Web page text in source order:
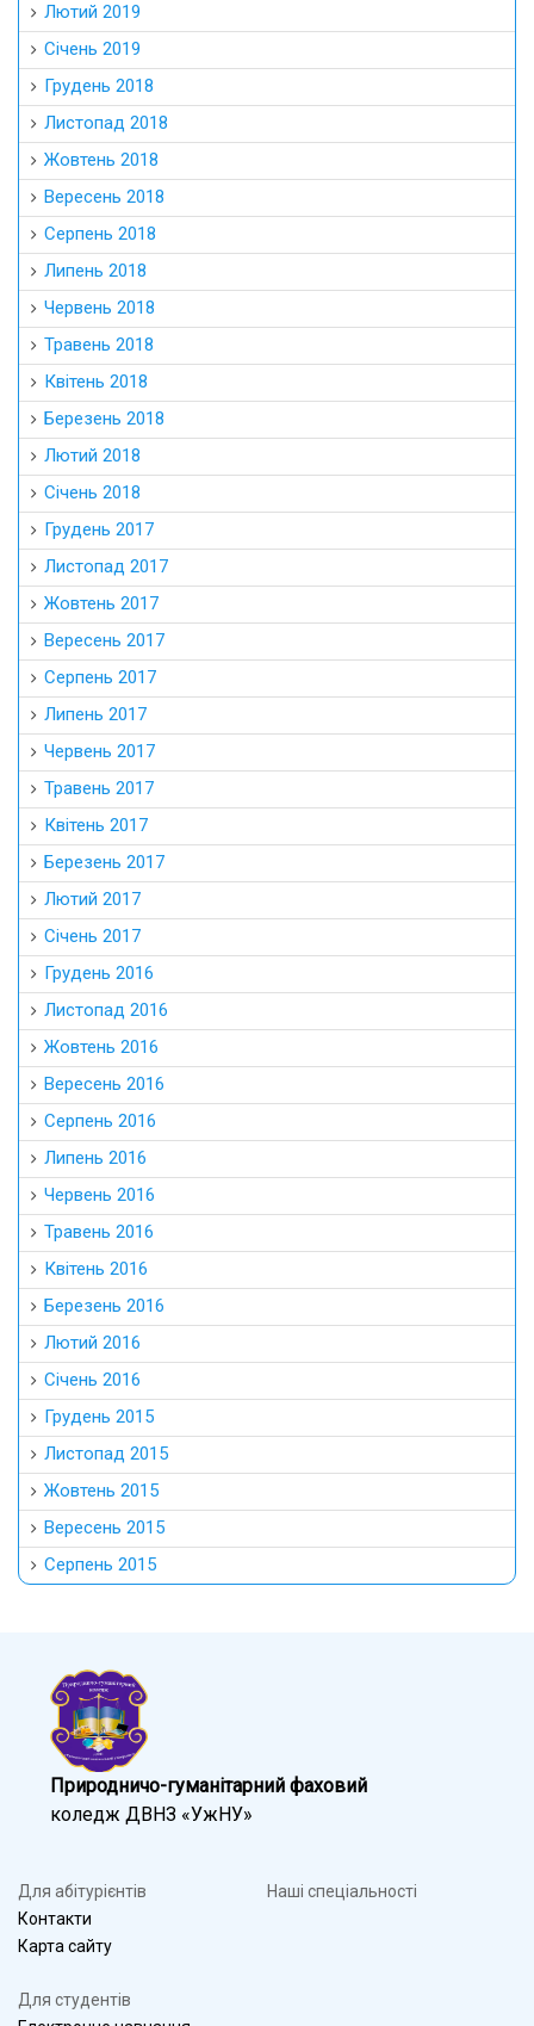
Лютий 2019
Січень 2019
Грудень 2018
Листопад 2018
Жовтень 2018
Вересень 2018
Серпень 2018
Липень 2018
Червень 2018
Травень 2018
Квітень 2018
Березень 2018
Лютий 2018
Січень 2018
Грудень 2017
Листопад 2017
Жовтень 2017
Вересень 2017
Серпень 2017
Липень 2017
Червень 2017
Травень 2017
Квітень 2017
Березень 2017
Лютий 2017
Січень 2017
Грудень 2016
Листопад 2016
Жовтень 2016
Вересень 2016
Серпень 2016
Липень 2016
Червень 2016
Травень 2016
Квітень 2016
Березень 2016
Лютий 2016
Січень 2016
Грудень 2015
Листопад 2015
Жовтень 2015
Вересень 2015
Серпень 2015
Природничо-гуманітарний фаховий
коледж ДВНЗ «УжНУ»
Для абітурієнтів
Контакти
Карта сайту
Наші спеціальності
Для студентів